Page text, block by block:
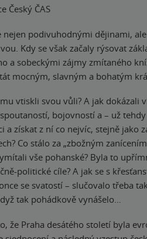
Český ČAS
nejen podivuhodnými dějinami,
Kdy se však začaly rýsovat
a sobeckými zájmy zmítaného
mocným, slavným a bohatým
vtiskli svou vůli? A jak dokázali
bojovností a – už
a získat z ní co nejvíc, stejně jako
Co stálo za „zbožným
vše pohanské? Byla to
politické cíle? A jak se s
se svatostí – slučovalo třeba
tak pohádkově vynášelo…
že Praha desátého století byla